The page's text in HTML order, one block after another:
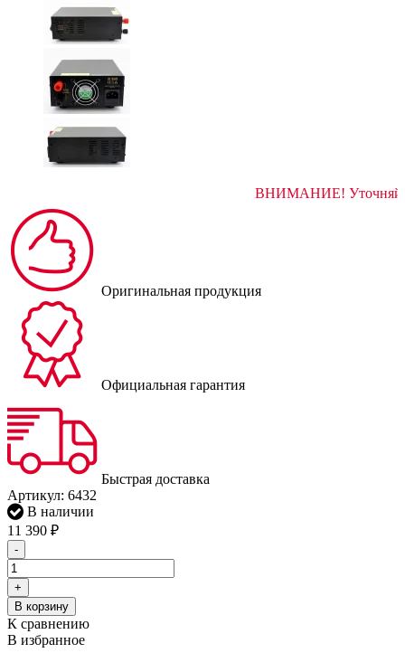
ВНИМАНИЕ!
Оригинальная продукция
Официальная гарантия
Быстрая доставка
Артикул: 6432
В наличии
11 390 ₽
-
+
В корзину
К сравнению
В избранное